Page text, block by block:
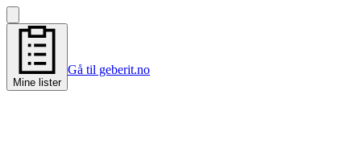
Mine lister
Gå til geberit.no